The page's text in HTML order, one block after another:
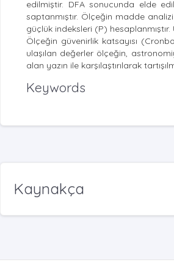
edilmiştir. DFA sonucunda elde
saptanmıştır. Ölçeğin madde
güçlük indeksleri (P)
Ölçeğin güvenirlik katsayısı
ulaşılan değerler ölçeğin,
alan yazın ile karşılaştırılarak
Keywords
Kaynakça